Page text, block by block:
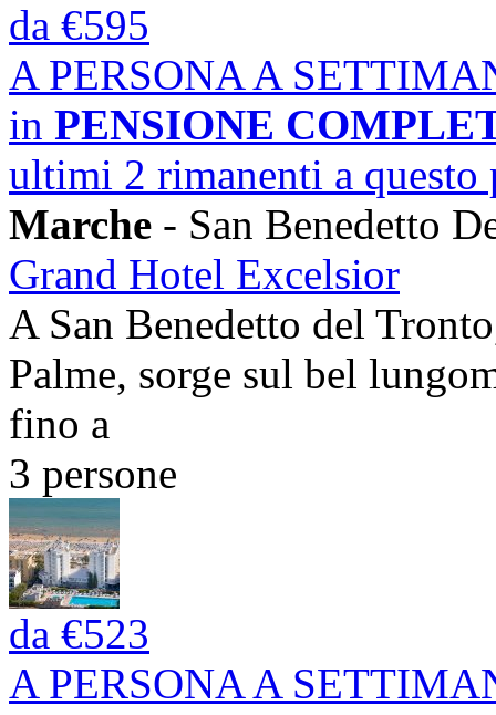
da €595
A PERSONA A
in PENSIONE
ultimi 2 rimanenti a questo
Marche - San Benedetto
Grand Hotel Excelsior
A San Benedetto del
Palme, sorge sul bel
fino a
3 persone
da €523
A PERSONA A